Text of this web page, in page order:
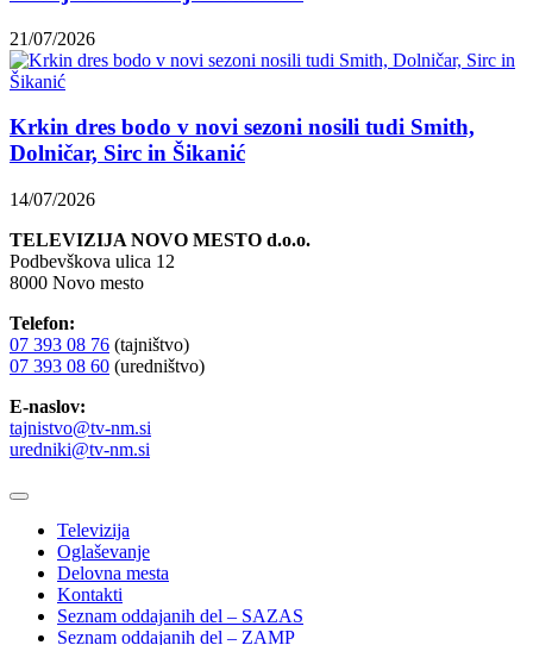
21/07/2026
Krkin dres bodo v novi sezoni nosili tudi Smith,
Dolničar, Sirc in Šikanić
14/07/2026
TELEVIZIJA NOVO MESTO d.o.o.
Podbevškova ulica 12
8000 Novo mesto
Telefon:
07 393 08 76 (tajništvo)
07 393 08 60 (uredništvo)
E-naslov:
tajnistvo@tv-nm.si
uredniki@tv-nm.si
Televizija
Oglaševanje
Delovna mesta
Kontakti
Seznam oddajanih del – SAZAS
Seznam oddajanih del – ZAMP